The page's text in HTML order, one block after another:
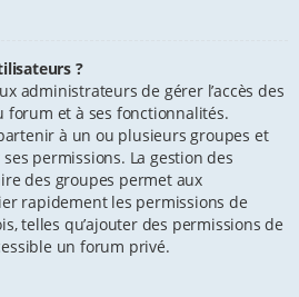
?
administrateurs de gérer l’accès des
forum et à ses fonctionnalités.
à un ou plusieurs groupes et
permissions. La gestion des
des groupes permet aux
rapidement les permissions de
telles qu’ajouter des permissions de
un forum privé.